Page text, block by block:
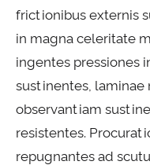
frictionibus externis
in magna celeritate
ingentes pressiones
sustinentes, laminae
observantiam
resistentes.
repugnantes ad